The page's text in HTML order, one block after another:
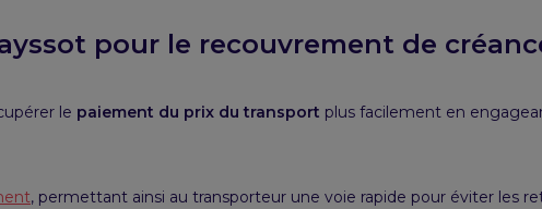
pour le recouvrement de
le paiement du prix du transport plus facilement en
, permettant ainsi au transporteur une voie rapide pour éviter les